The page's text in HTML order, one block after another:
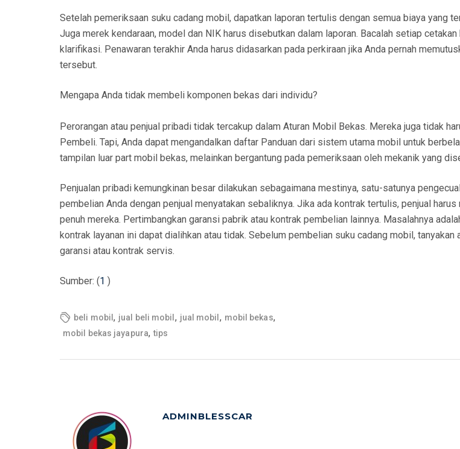
Setelah pemeriksaan suku cadang mobil, dapatkan laporan tertulis dengan semua biaya yang
Juga merek kendaraan, model dan NIK harus disebutkan dalam laporan. Bacalah setiap
klarifikasi. Penawaran terakhir Anda harus didasarkan pada perkiraan jika Anda pernah
tersebut.
Mengapa Anda tidak membeli komponen bekas dari individu?
Perorangan atau penjual pribadi tidak tercakup dalam Aturan Mobil Bekas. Mereka juga tidak
Pembeli. Tapi, Anda dapat mengandalkan daftar Panduan dari sistem utama mobil untuk
tampilan luar part mobil bekas, melainkan bergantung pada pemeriksaan oleh mekanik yang
Penjualan pribadi kemungkinan besar dilakukan sebagaimana mestinya, satu-satunya
pembelian Anda dengan penjual menyatakan sebaliknya. Jika ada kontrak tertulis, penjual harus
penuh mereka. Pertimbangkan garansi pabrik atau kontrak pembelian lainnya. Masalahnya
kontrak layanan ini dapat dialihkan atau tidak. Sebelum pembelian suku cadang mobil, tanyakan
garansi atau kontrak servis.
Sumber: (1 )
beli mobil , jual beli mobil , jual mobil , mobil bekas,
mobil bekas jayapura, tips
ADMINBLESSCAR